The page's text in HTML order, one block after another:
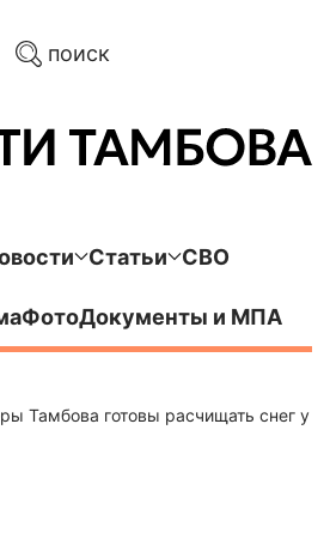
поиск
Статьи СВО
ФотоДокументы и МПА
Тамбова готовы расчищать снег у